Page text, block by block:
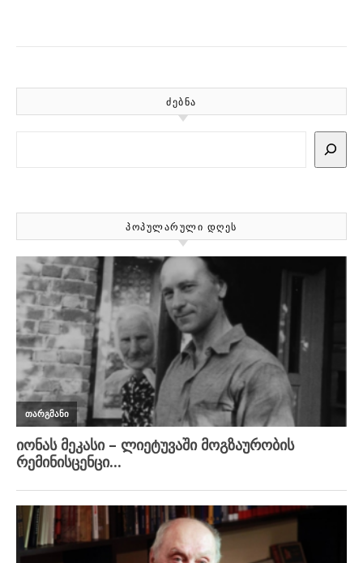
ᲫᲔᲑᲜᲐ
ᲞᲝᲞᲣᲚᲐᲠᲣᲚᲘ ᲓᲦᲔᲡ